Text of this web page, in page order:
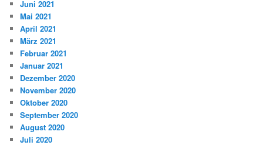
Juni 2021
Mai 2021
April 2021
März 2021
Februar 2021
Januar 2021
Dezember 2020
November 2020
Oktober 2020
September 2020
August 2020
Juli 2020